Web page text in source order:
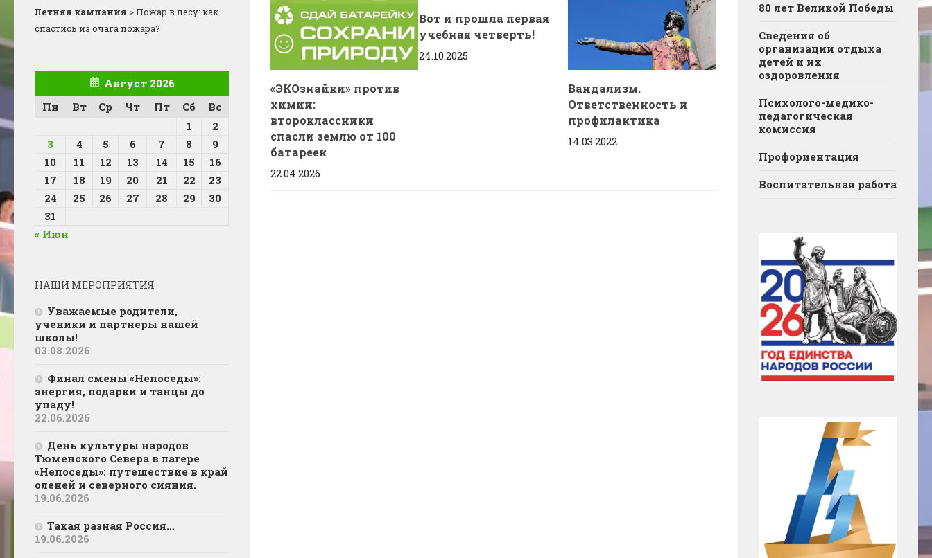
«ЭКОзнайки» против
химии:
второклассники
спасли землю от 100
батареек
22.04.2026
Вот и прошла первая
учебная четверть!
24.10.2025
Вандализм.
Ответственность и
профилактика
14.03.2022
Летняя кампания >Пожар в лесу: как
спастись из очага пожара?
Август 2026
Пн
Вт Ср Чт Пт Сб
Вс
1
2
3
4 5 6 7 8
9
10
11 12 13 14 15
16
17
18 19 20 21 22
23
24
25 26 27 28 29
30
31
« Июн
НАШИ МЕРОПРИЯТИЯ
Уважаемые родители,
ученики и партнеры нашей
школы!
03.08.2026
Финал смены «Непоседы»:
энергия, подарки и танцы до
упаду!
22.06.2026
День культуры народов
Тюменского Севера в лагере
«Непоседы»: путешествие в край
оленей и северного сияния.
19.06.2026
Такая разная Россия…
19.06.2026
80 лет Великой Победы
Сведения об
организации отдыха
детей и их
оздоровления
Психолого-медико-
педагогическая
комиссия
Профориентация
Воспитательная работа